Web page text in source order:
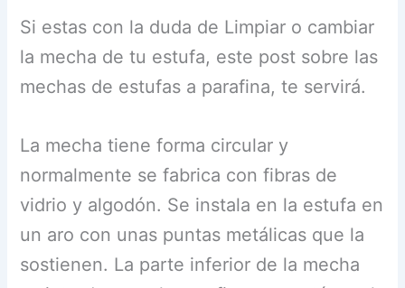
Si estas con la duda de Limpiar o cambiar
la mecha de tu estufa, este post sobre las
mechas de estufas a parafina, te servirá.
La mecha tiene forma circular y
normalmente se fabrica con fibras de
vidrio y algodón. Se instala en la estufa en
un aro con unas puntas metálicas que la
sostienen. La parte inferior de la mecha